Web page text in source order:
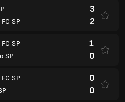
SP
3
2
SP
SP
1
0
SP
0
0